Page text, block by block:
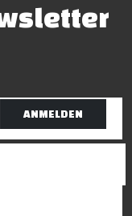
ANMELDEN